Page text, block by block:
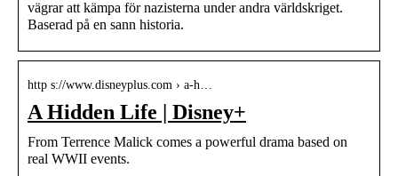
vägrar att kämpa för nazisterna under andra världskriget.
Baserad på en sann historia.
http s://www.disneyplus.com › a-h…
A Hidden Life | Disney+
From Terrence Malick comes a powerful drama based on
real WWII events.